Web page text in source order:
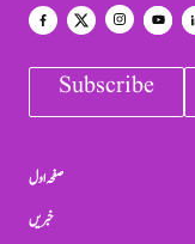
Subscribe
صفحہ اول
خبریں